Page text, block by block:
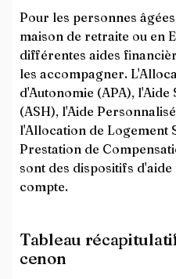
Pour les personnes
maison de retraite ou en
différentes aides
les accompagner.
d'Autonomie (APA),
(ASH), l'Aide
l'Allocation de Logement
Prestation de
sont des dispositifs
compte.
Tableau
cenon